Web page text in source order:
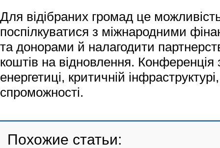
Для відібраних громад це
поспілкуватися з міжнародними
та донорами й налагодити
коштів на відновлення. Конференція
енергетиці, критичній
спроможності.
Похожие статьи: